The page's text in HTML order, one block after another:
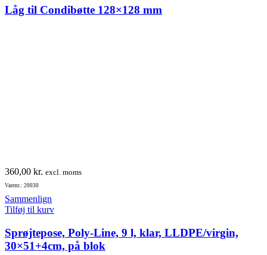
Låg til Condibøtte 128×128 mm
360,00 kr. excl. moms
Varenr.: 20030
Sammenlign
Tilføj til kurv
Sprøjtepose, Poly-Line, 9 l, klar, LLDPE/virgin,
30×51+4cm, på blok